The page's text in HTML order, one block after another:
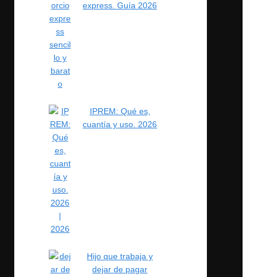
express. Guía 2026
IPREM: Qué es,
cuantía y uso. 2026
Hijo que trabaja y
dejar de pagar